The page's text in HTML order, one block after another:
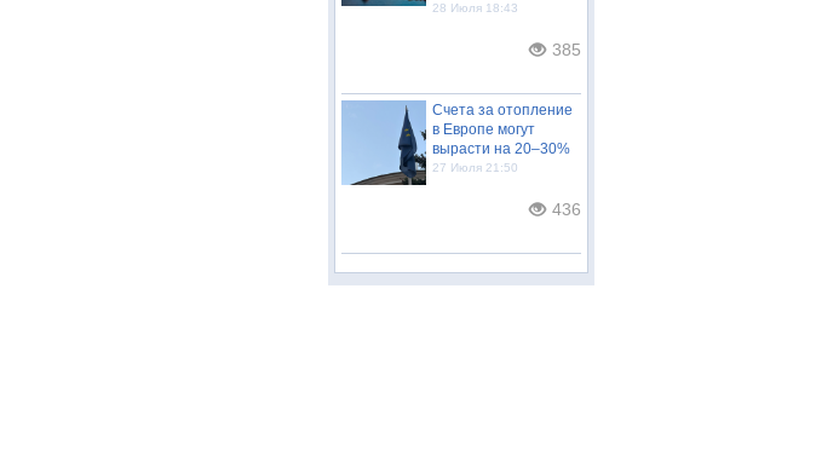
28 Июля 18:43
385
Счета за отопление
в Европе могут
вырасти на 20–30%
27 Июля 21:50
436